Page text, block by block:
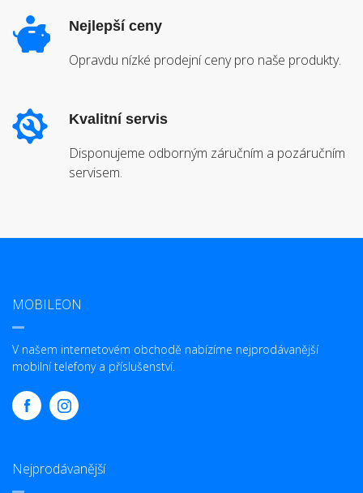
Nejlepší ceny
Opravdu nízké prodejní ceny pro naše produkty.
Kvalitní servis
Disponujeme odborným záručním a pozáručním
servisem.
MOBILEON
V našem internetovém obchodě nabízíme nejprodávanější
mobilní telefony a příslušenství.
Nejprodávanější